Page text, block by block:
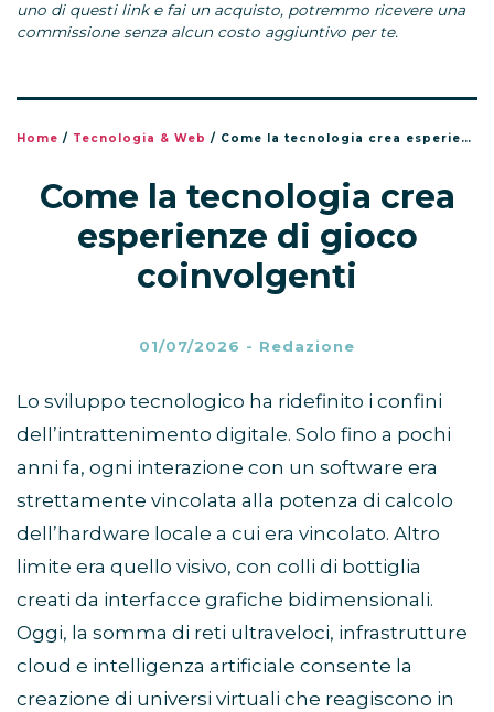
uno di questi link e fai un acquisto, potremmo ricevere una
commissione senza alcun costo aggiuntivo per te.
Home / Tecnologia & Web / Come la tecnologia crea esperienze di gioco coinvolgenti
Come la tecnologia crea
esperienze di gioco
coinvolgenti
01/07/2026 - Redazione
Lo sviluppo tecnologico ha ridefinito i confini
dell’intrattenimento digitale. Solo fino a pochi
anni fa, ogni interazione con un software era
strettamente vincolata alla potenza di calcolo
dell’hardware locale a cui era vincolato. Altro
limite era quello visivo, con colli di bottiglia
creati da interfacce grafiche bidimensionali.
Oggi, la somma di reti ultraveloci, infrastrutture
cloud e intelligenza artificiale consente la
creazione di universi virtuali che reagiscono in